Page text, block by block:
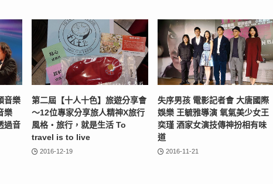
音樂
樂
過音
第二屆【十人十色】旅遊分享會
～12位專家分享旅人精神X旅行
風格‧旅行，就是生活 To
travel is to live
2016-12-19
失序男孩 電影記者會 大唐國際
娛樂 王毓雅導演 氧氣美少女王
奕瑾 酒家女演技傳神扮相有味
道
2016-11-21